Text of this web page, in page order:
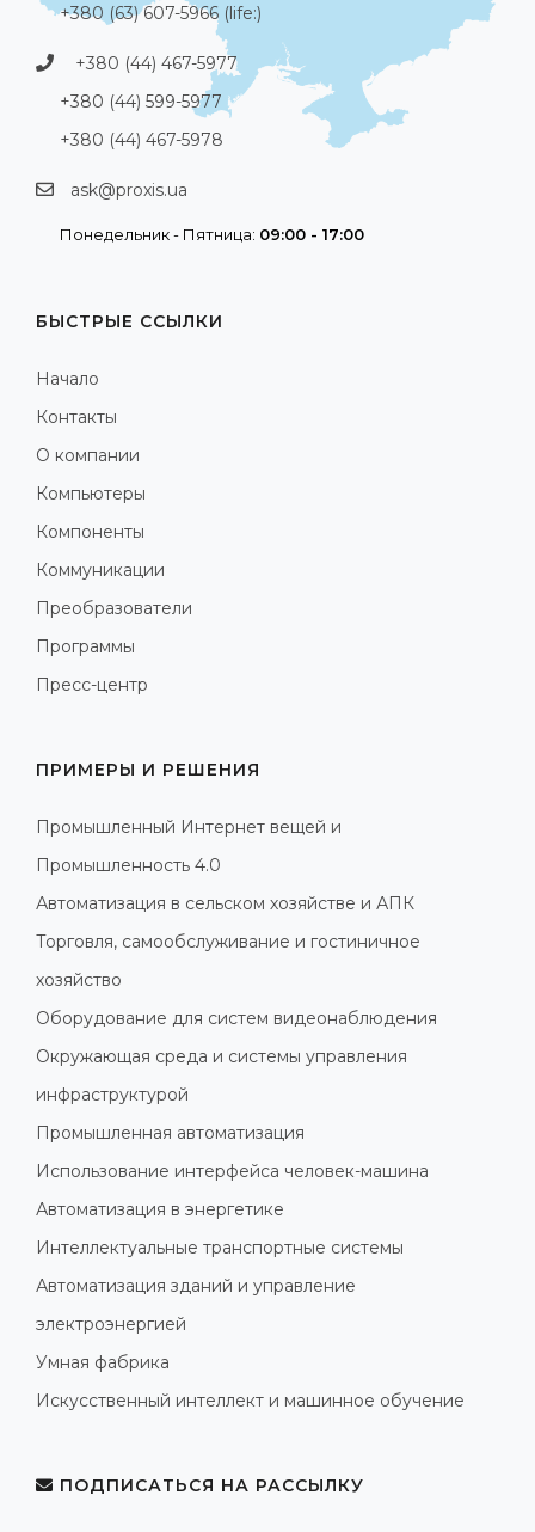
+380 (63) 607-5966 (life:)
+380 (44) 467-5977
+380 (44) 599-5977
+380 (44) 467-5978
ask@proxis.ua
Понедельник - Пятница: 09:00 - 17:00
БЫСТРЫЕ ССЫЛКИ
Начало
Контакты
О компании
Компьютеры
Компоненты
Коммуникации
Преобразователи
Программы
Пресс-центр
ПРИМЕРЫ И РЕШЕНИЯ
Промышленный Интернет вещей и
Промышленность 4.0
Автоматизация в сельском хозяйстве и АПК
Торговля, самообслуживание и гостиничное
хозяйство
Оборудование для систем видеонаблюдения
Окружающая среда и системы управления
инфраструктурой
Промышленная автоматизация
Использование интерфейса человек-машина
Автоматизация в энергетике
Интеллектуальные транспортные системы
Автоматизация зданий и управление
электроэнергией
Умная фабрика
Искусственный интеллект и машинное обучение
ПОДПИСАТЬСЯ НА РАССЫЛКУ